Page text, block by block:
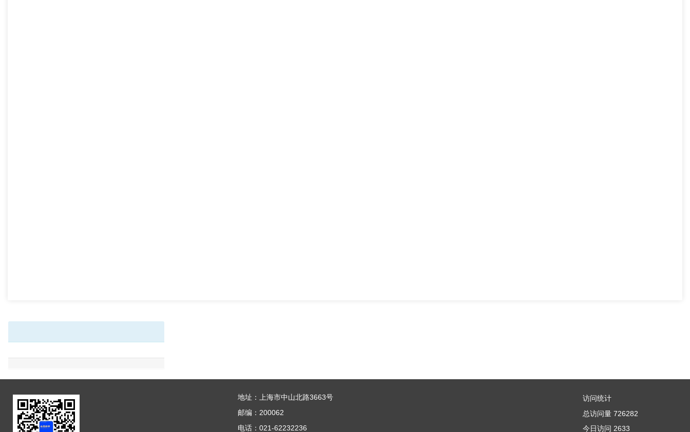
地址：上海市中山北路3663号
邮编：200062
电话：021-62232236
访问统计
总访问量 726282
今日访问 2633